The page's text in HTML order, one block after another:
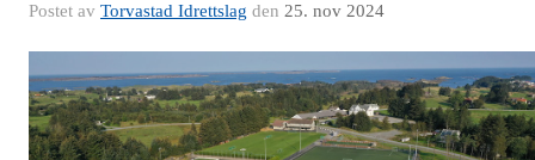
Postet av Torvastad Idrettslag den 25. nov 2024